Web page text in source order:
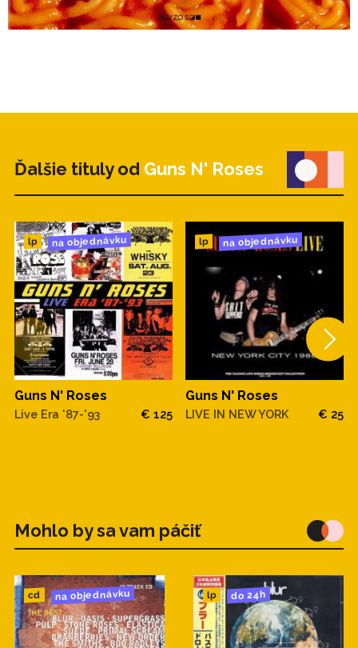
Ďalšie tituly od Guns N' Roses
lp na objednávku
Guns N' Roses
Live Era '87-'93 € 125
lp na objednávku
Guns N' Roses
LIVE IN NEW YORK € 25
Mohlo by sa vam páčiť
cd na objednávku lp do 24h